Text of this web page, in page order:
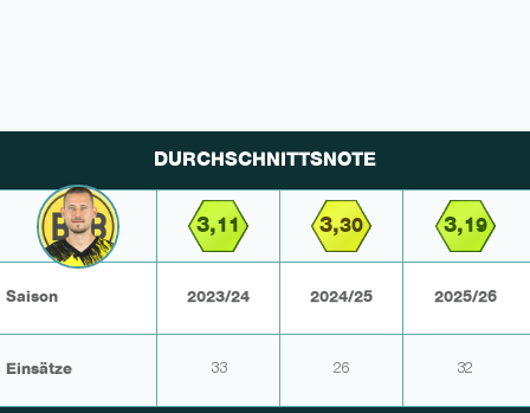
DURCHSCHNITTSNOTE
3,11 3,30 3,19
Saison 2023/24 2024/25 2025/26
Einsätze 33 26 32